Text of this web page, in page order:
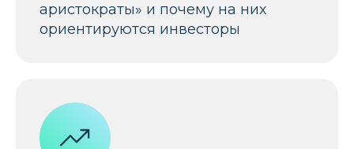
аристократы» и почему на них
ориентируются инвесторы